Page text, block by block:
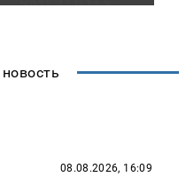
08.08.2026, 16:09